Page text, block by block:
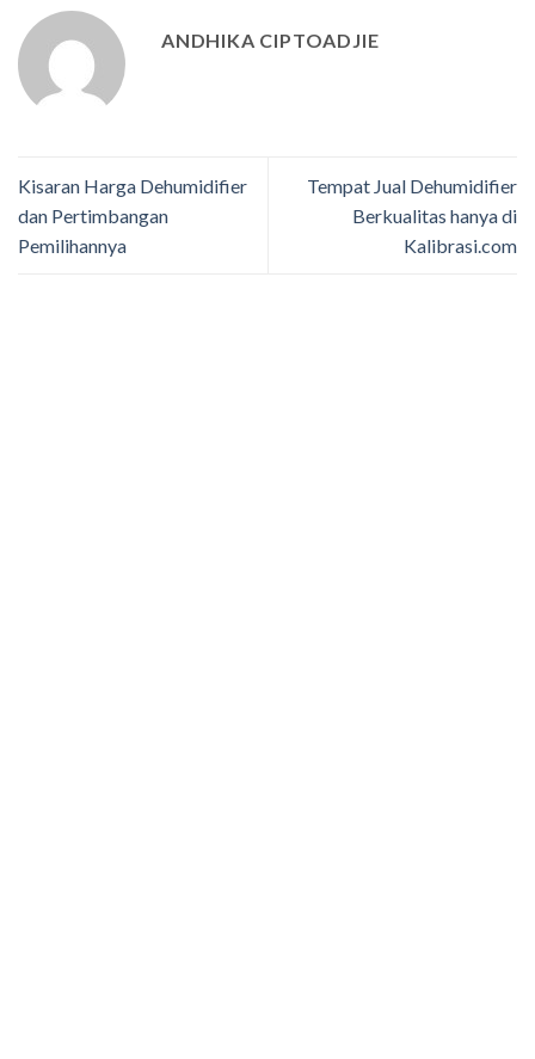
ANDHIKA CIPTOADJIE
Kisaran Harga Dehumidifier
dan Pertimbangan
Pemilihannya
Tempat Jual Dehumidifier
Berkualitas hanya di
Kalibrasi.com